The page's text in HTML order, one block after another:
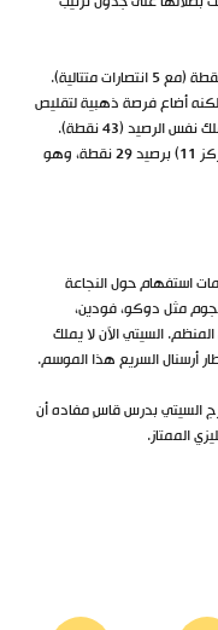
43 نقطة، لكنه أضاع فرصة ذهبية لتقليص
الرصيد (43 نقطة).
عزز موقعه في وسط الجدول (المركز 11) برصيد 29 نقطة، وهو
استفهام حول النجاعة
مثل دوكو، فودين،
السيتي الآن لا يملك
أرسنال السريع هذا الموسم.
السيتي بدرس قاسٍ مفاده أن
الممتاز.